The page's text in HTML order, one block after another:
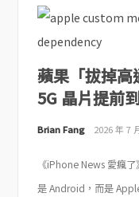
蘋果「拔掉
5G 晶片提前
Brian Fang 2026 年 7
《iPhone News 愛瘋
是 Android，而是